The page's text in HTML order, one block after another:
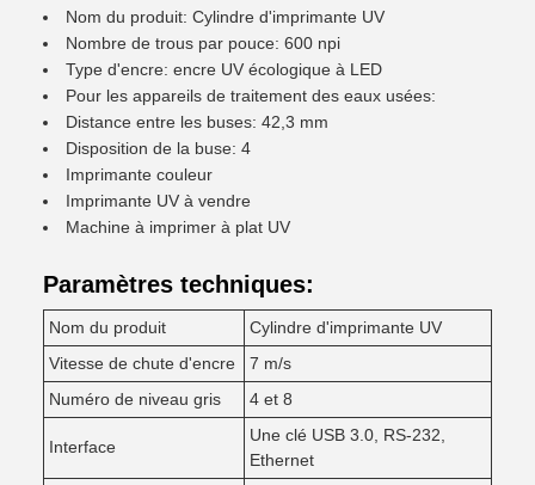
Nom du produit: Cylindre d'imprimante UV
Nombre de trous par pouce: 600 npi
Type d'encre: encre UV écologique à LED
Pour les appareils de traitement des eaux usées:
Distance entre les buses: 42,3 mm
Disposition de la buse: 4
Imprimante couleur
Imprimante UV à vendre
Machine à imprimer à plat UV
Paramètres techniques:
Nom du produit
Cylindre d'imprimante UV
Vitesse de chute d'encre
7 m/s
Numéro de niveau gris
4 et 8
Interface
Une clé USB 3.0, RS-232,
Ethernet